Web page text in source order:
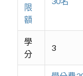
限
額
學
分
3